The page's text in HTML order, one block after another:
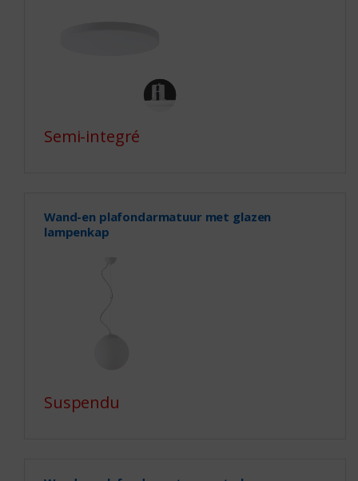
Semi-integré
Wand-en plafondarmatuur met glazen
lampenkap
Suspendu